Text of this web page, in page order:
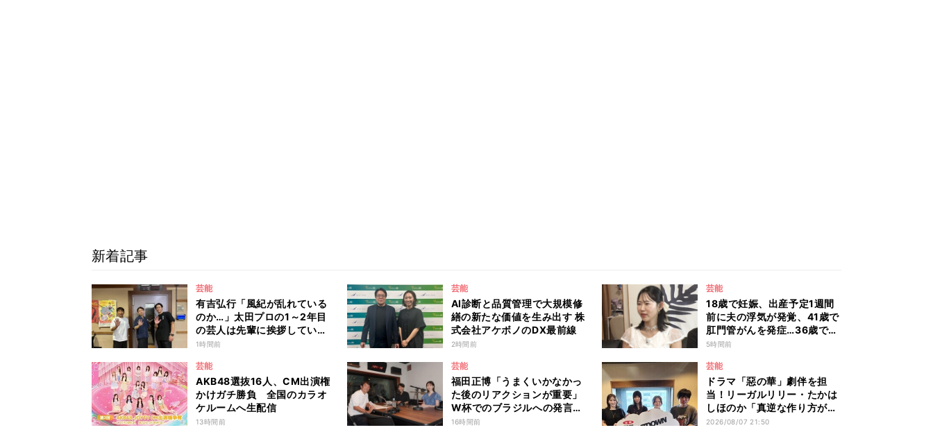
新着記事
芸能
有吉弘行「風紀が乱れている
のか…」太田プロの1～2年目
の芸人は先輩に挨拶していな
い!? 青色1号カミムラが言及
1時間前
芸能
AI診断と品質管理で大規模修
繕の新たな価値を生み出す 株
式会社アケボノのDX最前線
2時間前
芸能
18歳で妊娠、出産予定1週間
前に夫の浮気が発覚、41歳で
肛門管がんを発症…36歳でお
ばあちゃんになった女性の人
『愛のハイエナ season6』
5時間前
芸能
AKB48選抜16人、CM出演権
かけガチ勝負 全国のカラオ
ケルームへ生配信
13時間前
芸能
福田正博「うまくいかなかっ
た後のリアクションが重要」
W杯でのブラジルへの発言が
波紋を呼んだ塩貝健人に今後
16時間前
芸能
ドラマ「惡の華」劇伴を担
当！リーガルリリー・たかは
しほのか「真逆な作り方が面
白かった」最新曲「コニファ
2026/08/07 21:50